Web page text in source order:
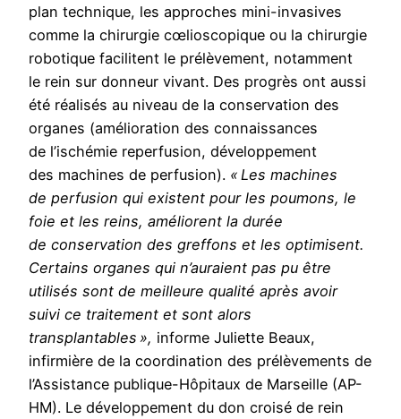
plan technique, les approches mini-invasives
comme la chirurgie cœlioscopique ou la chirurgie
robotique facilitent le prélèvement, notamment
le rein sur donneur vivant. Des progrès ont aussi
été réalisés au niveau de la conservation des
organes (amélioration des connaissances
de l’ischémie reperfusion, développement
des machines de perfusion). « Les machines
de perfusion qui existent pour les poumons, le
foie et les reins, améliorent la durée
de conservation des greffons et les optimisent.
Certains organes qui n’auraient pas pu être
utilisés sont de meilleure qualité après avoir
suivi ce traitement et sont alors
transplantables », informe Juliette Beaux,
infirmière de la coordination des prélèvements de
l’Assistance publique-Hôpitaux de Marseille (AP-
HM). Le développement du don croisé de rein